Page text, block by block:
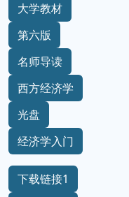
大学教材
第六版
名师导读
西方经济学
光盘
经济学入门
下载链接1